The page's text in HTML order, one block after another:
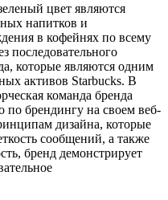
цвет являются
напитков и
в кофейнях по всему
последовательного
которые являются одним
активов Starbucks. В
команда бренда
по брендингу на своем веб-
дизайна, которые
сообщений, а также
бренд демонстрирует